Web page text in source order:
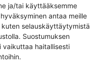
ja/tai käyttääksemme
antaa meille
selauskäyttäytymistä
Suostumuksen
vaikuttaa haitallisesti
Arabia Siro kulhon kansi
24 cm
20,00€
5%
discount